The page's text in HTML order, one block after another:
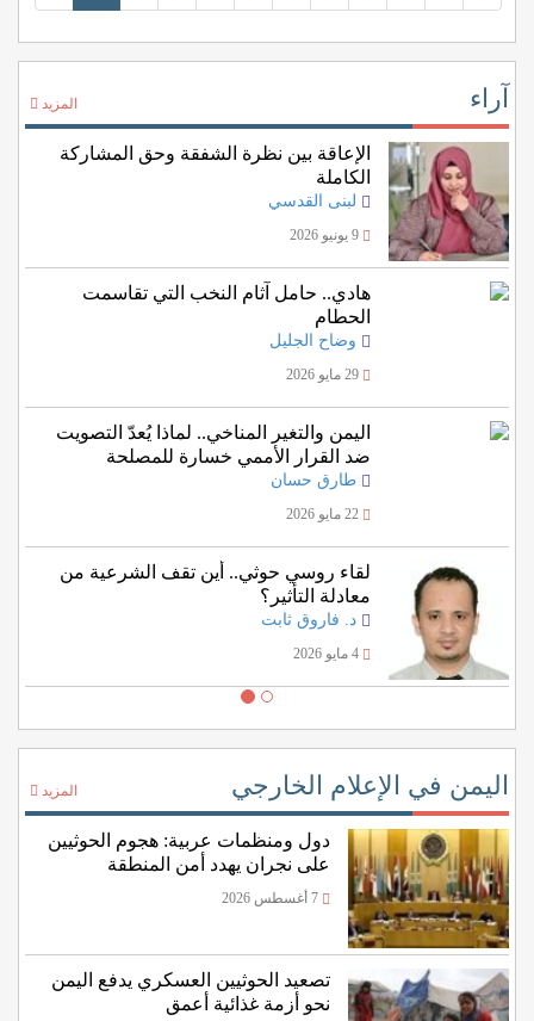
آراء المزيد
الإعاقة بين نظرة الشفقة وحق المشاركة
الكاملة
لبنى القدسي
9 يونيو 2026
هادي.. حامل آثام النخب التي تقاسمت
الحطام
وضاح الجليل
29 مايو 2026
اليمن والتغير المناخي.. لماذا يُعدّ التصويت
ضد القرار الأممي خسارة للمصلحة
اليمنية؟
طارق حسان
لقاء روسي حوثي.. أين تقف الشرعية من
معادلة التأثير؟
د. فاروق ثابت
4 مايو 2026
اليمن في الإعلام الخارجي المزيد
دول ومنظمات عربية: هجوم الحوثيين
على نجران يهدد أمن المنطقة
7 أغسطس 2026
تصعيد الحوثيين العسكري يدفع اليمن
نحو أزمة غذائية أعمق